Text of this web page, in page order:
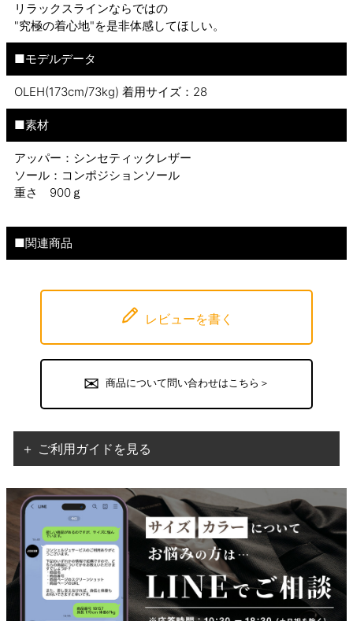
リラックスラインならではの
"究極の着心地"を是非体感してほしい。
■モデルデータ
OLEH(173cm/73kg) 着用サイズ：28
■素材
アッパー：シンセティックレザー
ソール：コンポジションソール
重さ 900ｇ
■関連商品
レビューを書く
商品について問い合わせはこちら＞
＋ ご利用ガイドを見る